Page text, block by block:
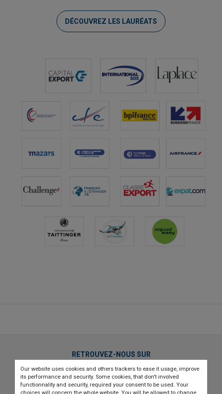
Our website uses cookies and others trackers to ease it usage, improve
its performance and security. Some cookies, that don't involved
functionnality and security, required your consent to be used. Your
choices will concern the whole website. You will be allowed to change
DÉCOUVREZ LES LAURÉATS
RETROUVEZ-NOUS SUR
twitterlinkedinyoutube